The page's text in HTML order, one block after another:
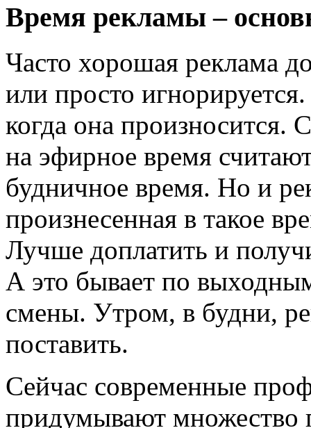
Время рекламы –
Часто хорошая реклама
или просто
когда она
на эфирное время
будничное время. Но и
произнесенная в такое
Лучше доплатить и
А это бывает по
смены. Утром, в будни,
поставить.
Сейчас современные
придумывают множество